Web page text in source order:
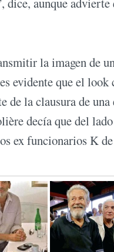
la imagen de
evidente que el
de la clausura de
decía que del
ex funcionarios K